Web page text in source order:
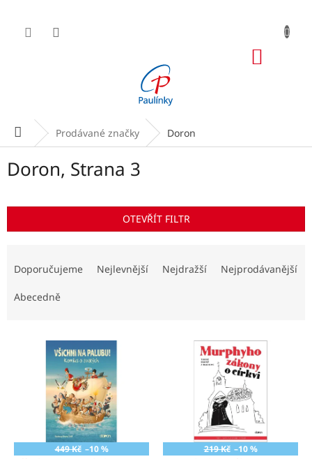
obsah
Domů Prodávané značky Doron
Doron, Strana 3
OTEVŘÍT FILTR
ů
Doporučujeme Nejlevnější Nejdražší Nejprodávanější
Abecedně
o
449 Kč –10 % 219 Kč –10 %